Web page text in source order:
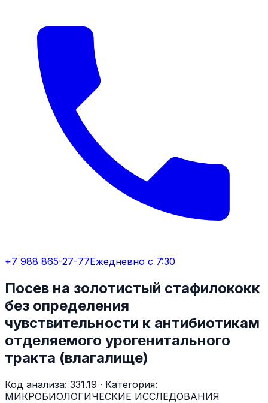
+7 988 865-27-77Ежедневно с 7:30
Посев на золотистый стафилококк
без определения
чувствительности к антибиотикам
отделяемого урогенитального
тракта (влагалище)
Код анализа: 331.19 · Категория:
МИКРОБИОЛОГИЧЕСКИЕ ИССЛЕДОВАНИЯ